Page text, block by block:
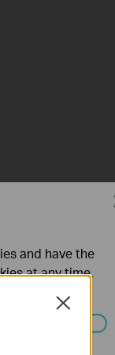
Close
and have the
at any time.
in your